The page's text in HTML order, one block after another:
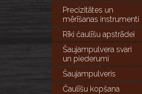
Precizitātes un
mērīšanas instrumenti
Rīki čaulīšu apstrādei
Šaujampulvera svari
un piederumi
Šaujampulveris
Čaulīšu kopšana